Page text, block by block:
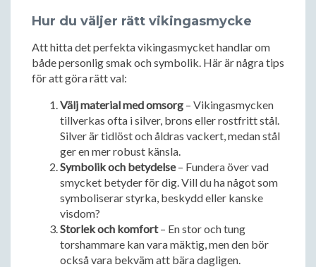
Hur du väljer rätt vikingasmycke
Att hitta det perfekta vikingasmycket handlar om
både personlig smak och symbolik. Här är några tips
för att göra rätt val:
Välj material med omsorg – Vikingasmycken
tillverkas ofta i silver, brons eller rostfritt stål.
Silver är tidlöst och åldras vackert, medan stål
ger en mer robust känsla.
Symbolik och betydelse– Fundera över vad
smycket betyder för dig. Vill du ha något som
symboliserar styrka, beskydd eller kanske
visdom?
Storlek och komfort– En stor och tung
torshammare kan vara mäktig, men den bör
också vara bekväm att bära dagligen.